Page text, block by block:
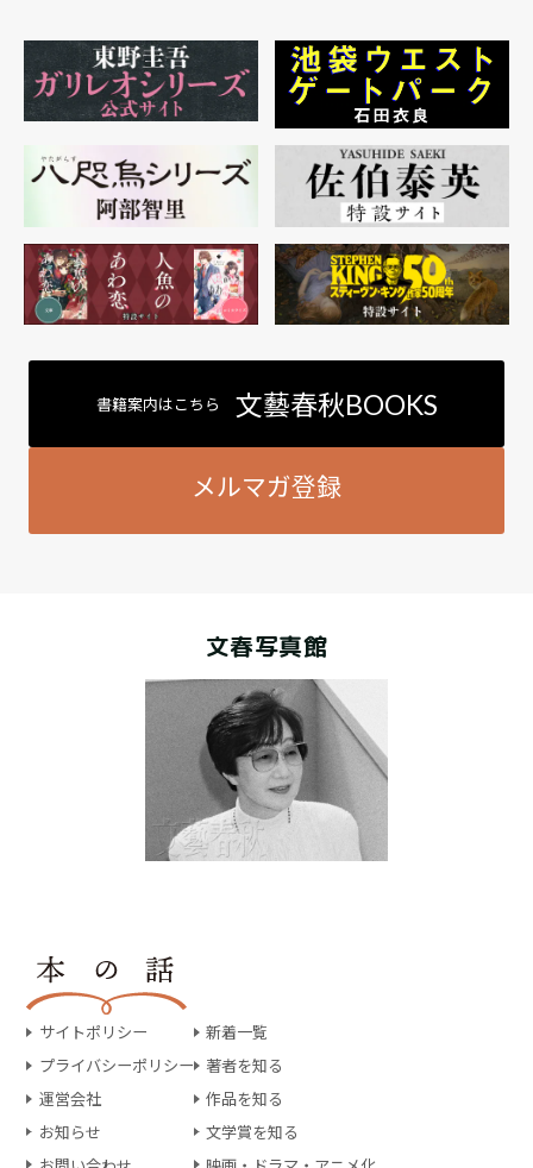
書籍案内はこちら 文藝春秋BOOKS
メルマガ登録
文春写真館
サイトポリシー
プライバシーポリシー
運営会社
お知らせ
新着一覧
著者を知る
作品を知る
文学賞を知る